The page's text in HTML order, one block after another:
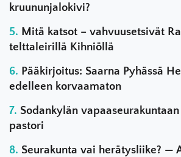
kruununjalokivi?
Mitä katsot – vahvuusetsivät
telttaleirillä Kihniöllä
Pääkirjoitus: Saarna Pyhässä
edelleen korvaamaton
Sodankylän
pastori
Seurakunta vai herätysliike? —